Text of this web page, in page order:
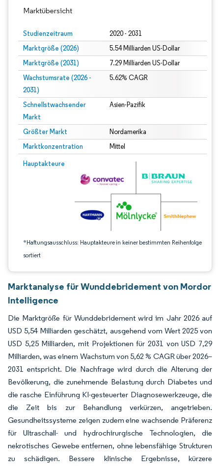
Marktübersicht
Studienzeitraum 2020 - 2031
Marktgröße (2026) 5.54 Milliarden US-Dollar
Marktgröße (2031) 7.29 Milliarden US-Dollar
Wachstumsrate (2026 -
2031)
5.62% CAGR
Schnellstwachsender
Markt
Asien-Pazifik
Größter Markt Nordamerika
Marktkonzentration Mittel
Hauptakteure
*Haftungsausschluss: Hauptakteure in keiner bestimmten Reihenfolge
sortiert
Bild © Mordor Intelligence. Wiederverwendung erfordert Namensnennung
Marktanalyse für Wunddebridement von Mordor
Intelligence
Die Marktgröße für Wunddebridement wird im Jahr 2026 auf
USD 5,54 Milliarden geschätzt, ausgehend vom Wert 2025 von
USD 5,25 Milliarden, mit Projektionen für 2031 von USD 7,29
Milliarden, was einem Wachstum von 5,62 % CAGR über 2026–
2031 entspricht. Die Nachfrage wird durch die Alterung der
Bevölkerung, die zunehmende Belastung durch Diabetes und
die rasche Einführung KI-gesteuerter Diagnosewerkzeuge, die
die Zeit bis zur Behandlung verkürzen, angetrieben.
Gesundheitssysteme zeigen zudem eine wachsende Präferenz
für Ultraschall- und hydrochirurgische Technologien, die
nekrotisches Gewebe entfernen, ohne lebensfähige Strukturen
zu schädigen. Bessere klinische Ergebnisse, kürzere